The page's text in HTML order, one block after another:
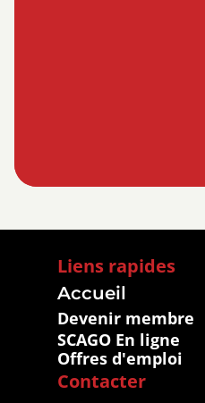
Liens rapides
Accueil
Devenir membre
SCAGO En ligne
Offres d'emploi
Contacter